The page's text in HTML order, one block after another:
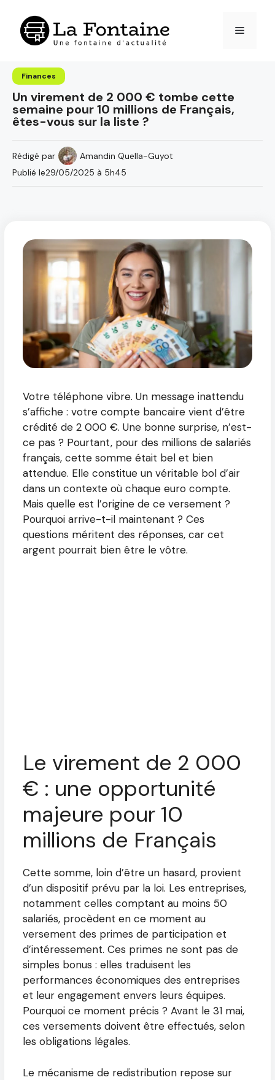
contenu
Menu
Finances
Un virement de 2 000 € tombe cette
semaine pour 10 millions de Français,
êtes-vous sur la liste ?
Rédigé par
Amandin Quella-Guyot
Publié le29/05/2025 à 5h45
Votre téléphone vibre. Un message inattendu
s’affiche : votre compte bancaire vient d’être
crédité de 2 000 €. Une bonne surprise, n’est-
ce pas ? Pourtant, pour des millions de salariés
français, cette somme était bel et bien
attendue. Elle constitue un véritable bol d’air
dans un contexte où chaque euro compte.
Mais quelle est l’origine de ce versement ?
Pourquoi arrive-t-il maintenant ? Ces
questions méritent des réponses, car cet
argent pourrait bien être le vôtre.
Le virement de 2 000
€ : une opportunité
majeure pour 10
millions de Français
Cette somme, loin d’être un hasard, provient
d’un dispositif prévu par la loi. Les entreprises,
notamment celles comptant au moins 50
salariés, procèdent en ce moment au
versement des primes de participation et
d’intéressement. Ces primes ne sont pas de
simples bonus : elles traduisent les
performances économiques des entreprises
et leur engagement envers leurs équipes.
Pourquoi ce moment précis ? Avant le 31 mai,
ces versements doivent être effectués, selon
les obligations légales.
Le mécanisme de redistribution repose sur